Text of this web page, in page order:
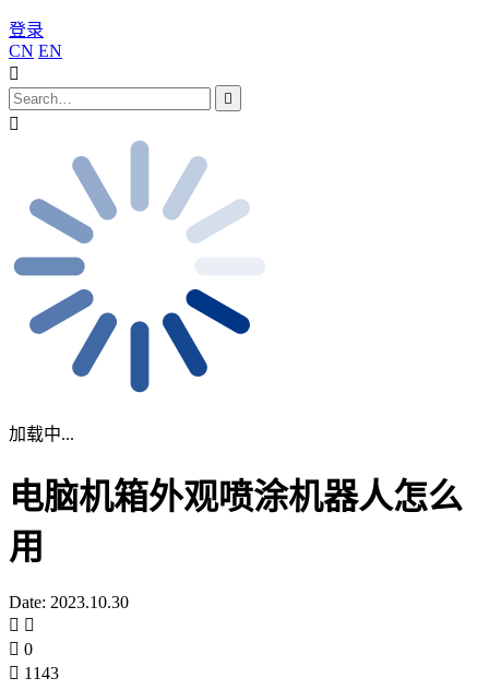
登录
CN EN
加载中...
电脑机箱外观喷涂机器人怎么
用
Date: 2023.10.30
0
1143